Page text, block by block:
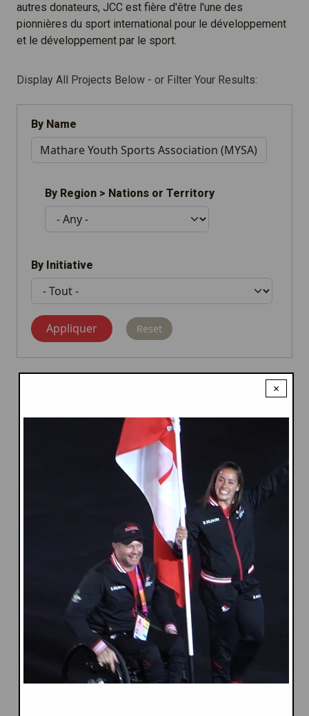
autres donateurs, JCC est fière d'être l'une des
pionnières du sport international pour le développement
et le développement par le sport.
Display All Projects Below - or Filter Your Results:
By Name
By Region > Nations or Territory
By Initiative
Mathare Youth Sports
Association (MYSA)
Kenya
×